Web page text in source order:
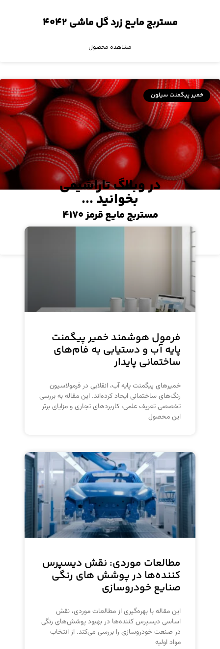
مستربچ مایع زرد گل ماشی ۴۰۴۲
مشاهده محصول
خمیر پیگمنت سیلون
مستربچ مایع قرمز ۴۱۷۰
در وبلاگ تاراشیمی
بخوانید ...
فرمول هوشمند خمیر پیگمنت
پایه آب و دستیابی به فام‌های
ساختمانی پایدار
خمیرهای پیگمنت پایه آب، انقلابی در فرمولاسیون
رنگ‌های ساختمانی ایجاد کرده‌اند. این مقاله به بررسی
تخصصی تعریف علمی، کاربردهای تجاری و مزایای برتر
این محصول
مطالعات موردی: نقش دیسپرس
کننده‌ها در پوشش های رنگی
صنایع خودروسازی
این مقاله با بهره‌گیری از مطالعات موردی، نقش
اساسی دیسپرس کننده‌ها در بهبود پوشش‌های رنگی
در صنعت خودروسازی را بررسی می‌کند. از انتخاب
مواد اولیه